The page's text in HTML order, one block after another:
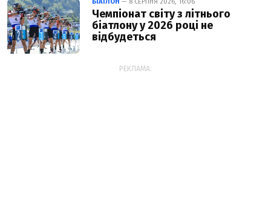
Чемпіонат світу з літнього
біатлону у 2026 році не
відбудеться
РЕКЛАМА: